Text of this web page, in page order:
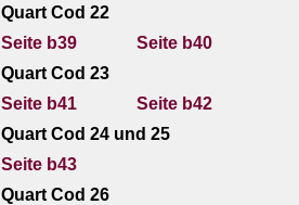
Quart Cod 22
Seite b39
Seite b40
Quart Cod 23
Seite b41
Seite b42
Quart Cod 24 und 25
Seite b43
Quart Cod 26